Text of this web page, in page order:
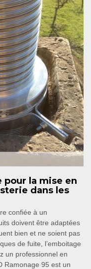
pour la mise en
dans les
confiée à un
doivent être adaptées
bien et ne soient pas
de fuite, l’emboitage
un professionnel en
Ramonage 95 est un